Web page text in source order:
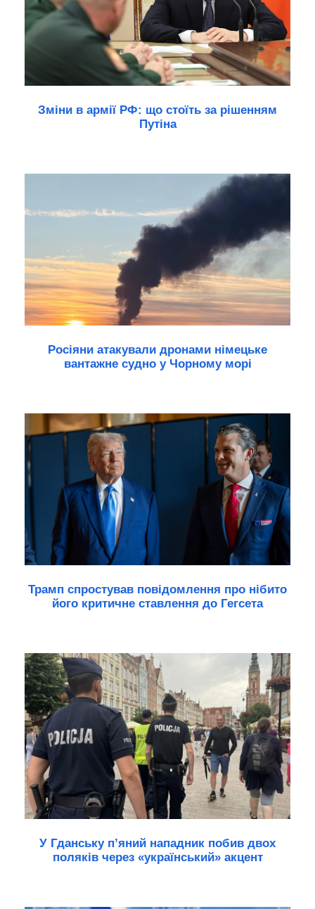
Зміни в армії РФ: що стоїть за рішенням
Путіна
Росіяни атакували дронами німецьке
вантажне судно у Чорному морі
Трамп спростував повідомлення про нібито
його критичне ставлення до Гегсета
У Гданську п’яний нападник побив двох
поляків через «український» акцент